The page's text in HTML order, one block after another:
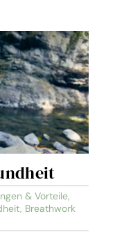
& Vorteile,
, Breathwork